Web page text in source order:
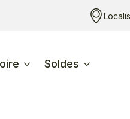
Soldes